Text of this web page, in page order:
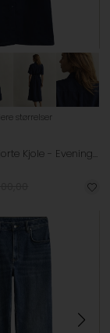
størrelser
Gant - Linen Skjorte Kjole - Evening Blue